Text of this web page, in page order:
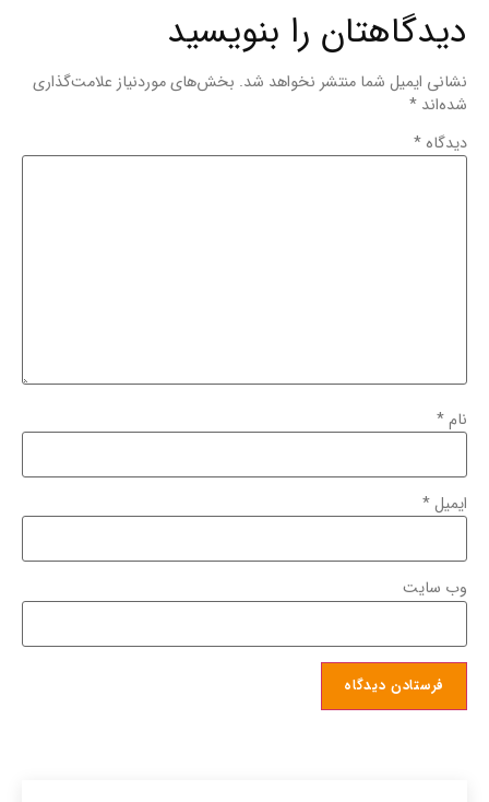
دیدگاهتان را بنویسید
نشانی ایمیل شما منتشر نخواهد شد. بخش‌های موردنیاز علامت‌گذاری
شده‌اند *
دیدگاه *
نام*
ایمیل*
وب‌ سایت